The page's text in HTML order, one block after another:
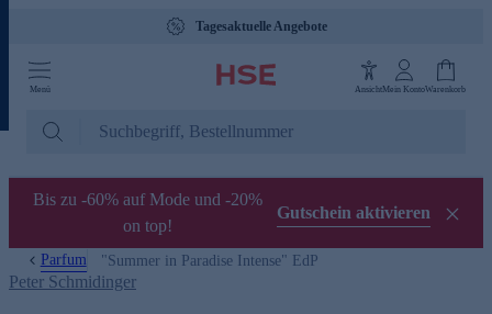
Tagesaktuelle Angebote
Menü AnsichtMein KontoWarenkorb
Bis zu -60% auf Mode und -20%
on top!
Gutschein aktivieren
Parfum "Summer in Paradise Intense" EdP
Peter Schmidinger